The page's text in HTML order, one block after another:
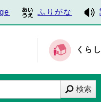
ふりがな
くらし
検索